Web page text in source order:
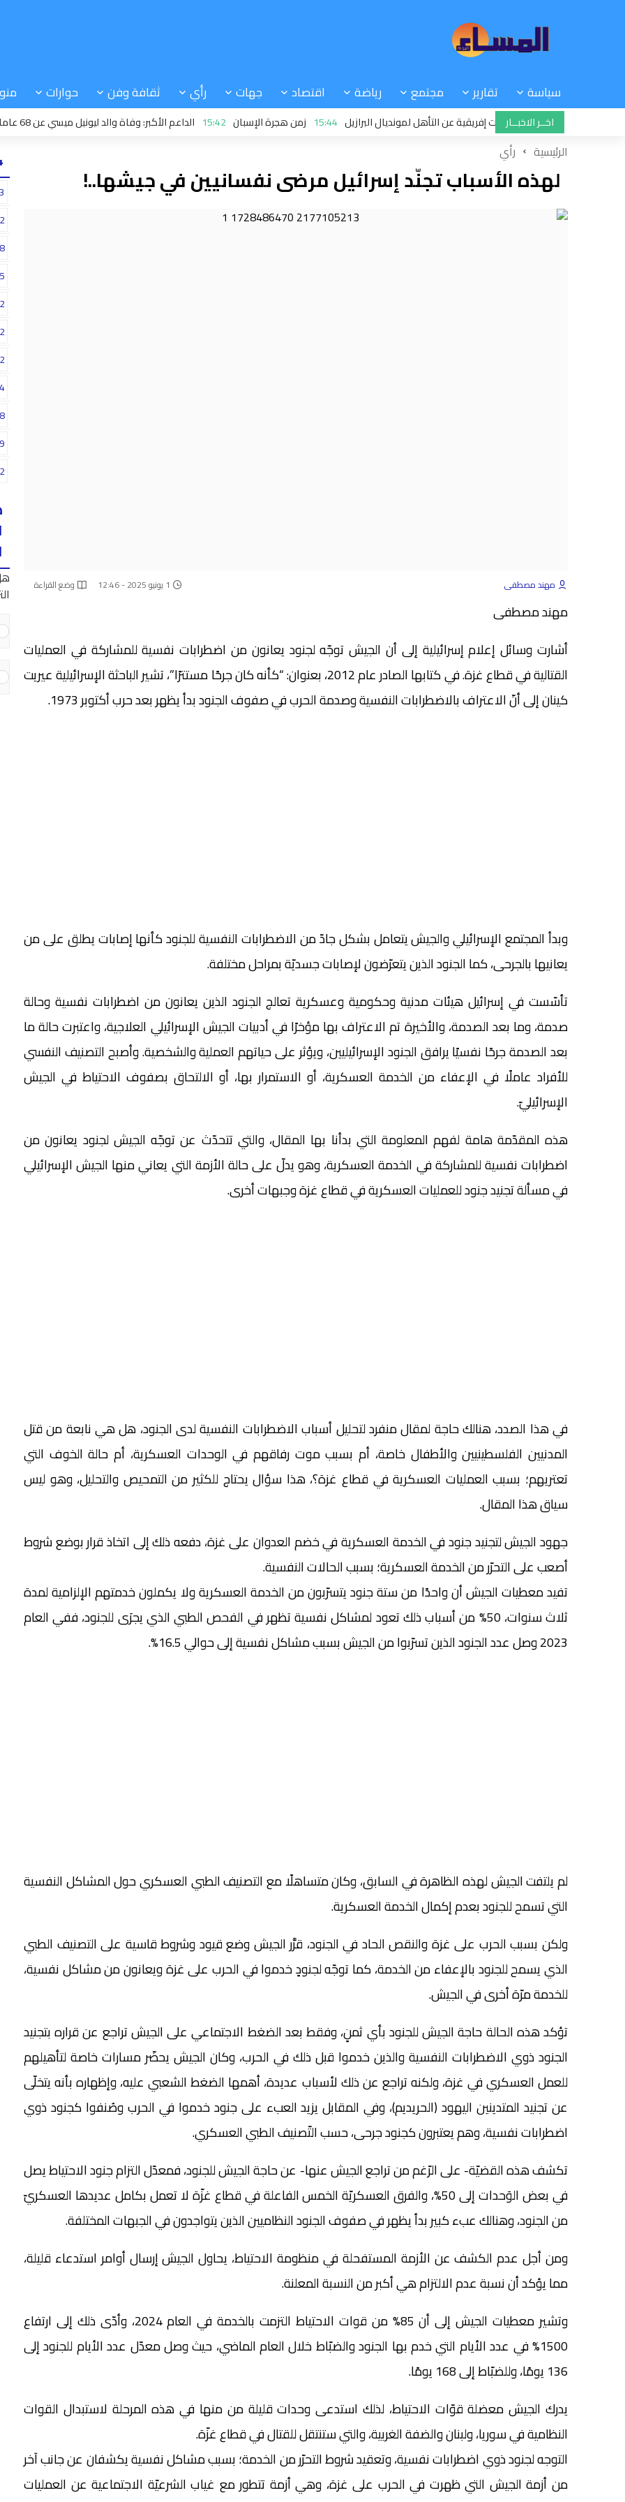
سياسة تقارير مجتمع رياضة اقتصاد جهات رأي ثقافة وفن حوارات
اخــر الاخبــار 15:44 زمن هجرة الإسبان 15:42 الداعم الأكبر: وفاة والد ليونيل ميسي عن 68 عاما بعد معاناة مع المرض
الرئيسية رأي
لهذه الأسباب تجنّد إسرائيل مرضى نفسانيين في جيشها..!
مهند مصطفى 1 يونيو 2025 - 12:46 وضع القراءة
مهند مصطفى
أشارت وسائل إعلام إسرائيلية إلى أن الجيش توجّه لجنود يعانون من اضطرابات نفسية للمشاركة في العمليات
القتالية في قطاع غزة. في كتابها الصادر عام 2012، بعنوان: “كأنه كان جرحًا مستترًا”، تشير الباحثة الإسرائيلية عيريت
كينان إلى أنّ الاعتراف بالاضطرابات النفسية وصدمة الحرب في صفوف الجنود بدأ يظهر بعد حرب أكتوبر 1973.
وبدأ المجتمع الإسرائيلي والجيش يتعامل بشكل جادّ من الاضطرابات النفسية للجنود كأنها إصابات يطلق على من
يعانيها بالجرحى، كما الجنود الذين يتعرّضون لإصابات جسديّة بمراحل مختلفة.
تأسّست في إسرائيل هيئات مدنية وحكومية وعسكرية تعالج الجنود الذين يعانون من اضطرابات نفسية وحالة
صدمة، وما بعد الصدمة، والأخيرة تم الاعتراف بها مؤخرًا في أدبيات الجيش الإسرائيلي العلاجية، واعتبرت حالة ما
بعد الصدمة جرحًا نفسيًا يرافق الجنود الإسرائيليين، ويؤثر على حياتهم العملية والشخصية. وأصبح التصنيف النفسي
للأفراد عاملًا في الإعفاء من الخدمة العسكرية، أو الاستمرار بها، أو الالتحاق بصفوف الاحتياط في الجيش
الإسرائيليّ.
هذه المقدّمة هامة لفهم المعلومة التي بدأنا بها المقال، والتي تتحدّث عن توجّه الجيش لجنود يعانون من
اضطرابات نفسية للمشاركة في الخدمة العسكرية، وهو يدلّ على حالة الأزمة التي يعاني منها الجيش الإسرائيلي
في مسألة تجنيد جنود للعمليات العسكرية في قطاع غزة وجبهات أخرى.
في هذا الصدد، هنالك حاجة لمقال منفرد لتحليل أسباب الاضطرابات النفسية لدى الجنود، هل هي نابعة من قتل
المدنيين الفلسطينيين والأطفال خاصة، أم بسبب موت رفاقهم في الوحدات العسكرية، أم حالة الخوف التي
تعتريهم؛ بسبب العمليات العسكرية في قطاع غزة؟، هذا سؤال يحتاج للكثير من التمحيص والتحليل، وهو ليس
سياق هذا المقال.
جهود الجيش لتجنيد جنود في الخدمة العسكرية في خضم العدوان على غزة، دفعه ذلك إلى اتخاذ قرار بوضع شروط
أصعب على التحرّر من الخدمة العسكرية؛ بسبب الحالات النفسية.
تفيد معطيات الجيش أن واحدًا من ستة جنود يتسرّبون من الخدمة العسكرية ولا يكملون خدمتهم الإلزامية لمدة
ثلاث سنوات، 50% من أسباب ذلك تعود لمشاكل نفسية تظهر في الفحص الطبي الذي يجرَى للجنود، ففي العام
2023 وصل عدد الجنود الذين تسرّبوا من الجيش بسبب مشاكل نفسية إلى حوالي 16.5%.
لم يلتفت الجيش لهذه الظاهرة في السابق، وكان متساهلًا مع التصنيف الطبي العسكري حول المشاكل النفسية
التي تسمح للجنود بعدم إكمال الخدمة العسكرية.
ولكن بسبب الحرب على غزة والنقص الحاد في الجنود، قرَّر الجيش وضع قيود وشروط قاسية على التصنيف الطبي
الذي يسمح للجنود بالإعفاء من الخدمة، كما توجّه لجنودٍ خدموا في الحرب على غزة ويعانون من مشاكل نفسية،
للخدمة مرّة أخرى في الجيش.
تؤكد هذه الحالة حاجة الجيش للجنود بأي ثمنٍ، وفقط بعد الضغط الاجتماعي على الجيش تراجع عن قراره بتجنيد
الجنود ذوي الاضطرابات النفسية والذين خدموا قبل ذلك في الحرب، وكان الجيش يحضّر مسارات خاصة لتأهيلهم
للعمل العسكري في غزة، ولكنه تراجع عن ذلك لأسباب عديدة، أهمها الضغط الشعبي عليه، وإظهاره بأنه يتخلّى
عن تجنيد المتدينين اليهود (الحريديم)، وفي المقابل يزيد العبء على جنود خدموا في الحرب وصُنفوا كجنود ذوي
اضطرابات نفسية، وهم يعتبرون كجنود جرحى، حسب التّصنيف الطبي العسكري.
تكشف هذه القضيّة- على الرّغم من تراجع الجيش عنها- عن حاجة الجيش للجنود، فمعدّل التزام جنود الاحتياط يصل
في بعض الوَحدات إلى 50%، والفرق العسكريّة الخمس الفاعلة في قطاع غزّة لا تعمل بكامل عديدها العسكريّ
من الجنود، وهنالك عبء كبير بدأ يظهر في صفوف الجنود النظاميين الذين يتواجدون في الجبهات المختلفة.
ومن أجل عدم الكشف عن الأزمة المستفحلة في منظومة الاحتياط، يحاول الجيش إرسال أوامر استدعاء قليلة،
مما يؤكد أن نسبة عدم الالتزام هي أكبر من النسبة المعلنة.
وتشير معطيات الجيش إلى أن 85% من قوات الاحتياط التزمت بالخدمة في العام 2024، وأدّى ذلك إلى ارتفاع
1500% في عدد الأيام التي خدم بها الجنود والضبّاط خلال العام الماضي، حيث وصل معدّل عدد الأيام للجنود إلى
136 يومًا، وللضبّاط إلى 168 يومًا.
يدرك الجيش معضلة قوّات الاحتياط، لذلك استدعى وحدات قليلة من منها في هذه المرحلة لاستبدال القوات
النظامية في سوريا، ولبنان والضفة الغربية، والتي ستنتقل للقتال في قطاع غزّة.
التوجه لجنود ذوي اضطرابات نفسية، وتعقيد شروط التحرّر من الخدمة؛ بسبب مشاكل نفسية يكشفان عن جانب آخر
من أزمة الجيش التي ظهرت في الحرب على غزة، وهي أزمة تتطور مع غياب الشرعيّة الاجتماعية عن العمليات